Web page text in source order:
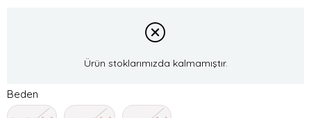
Ürün stoklarımızda kalmamıştır.
Beden